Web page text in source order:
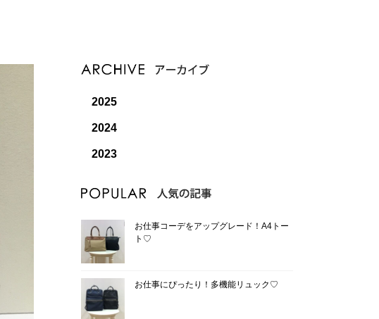
2025
2024
2023
お仕事コーデをアップグレード！A4トー
ト♡
お仕事にぴったり！多機能リュック♡